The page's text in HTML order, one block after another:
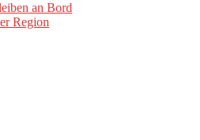
an Bord
Region